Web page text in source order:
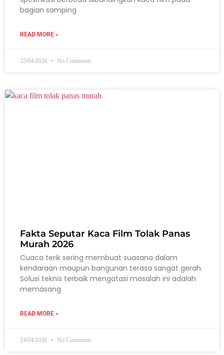
bagian samping
READ MORE »
25/04/2026 No Comments
Fakta Seputar Kaca Film Tolak Panas
Murah 2026
Cuaca terik sering membuat suasana dalam
kendaraan maupun bangunan terasa sangat gerah.
Solusi teknis terbaik mengatasi masalah ini adalah
memasang
READ MORE »
24/04/2026 No Comments